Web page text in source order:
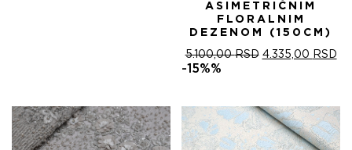
ASIMETRIČNIM
FLORALNIM
DEZENOM (150CM)
5.100,00RSD ОРИГИНАЛНА
5.100,00 RSD.
4.335,00 RSD
-15%%